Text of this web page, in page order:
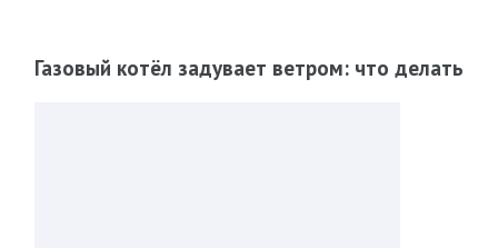
Газовый котёл задувает ветром: что делать